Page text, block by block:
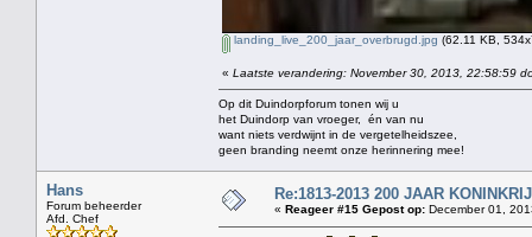
landing_live_200_jaar_overbrugd.jpg (62.11 KB,
« Laatste verandering: November 30, 2013, 22:58:59
Op dit Duindorpforum tonen wij u
het Duindorp van vroeger, én van nu
want niets verdwijnt in de vergetelheidszee,
geen branding neemt onze herinnering mee!
Hans
Forum beheerder
Afd. Chef
Re:1813-2013 200 JAAR
« Reageer #15 Gepost op: December 01,